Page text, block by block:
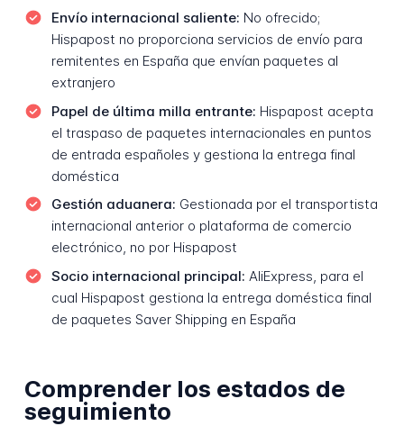
Envío internacional saliente: No ofrecido;
Hispapost no proporciona servicios de envío para
remitentes en España que envían paquetes al
extranjero
Papel de última milla entrante: Hispapost acepta
el traspaso de paquetes internacionales en puntos
de entrada españoles y gestiona la entrega final
doméstica
Gestión aduanera: Gestionada por el transportista
internacional anterior o plataforma de comercio
electrónico, no por Hispapost
Socio internacional principal: AliExpress, para el
cual Hispapost gestiona la entrega doméstica final
de paquetes Saver Shipping en España
Comprender los estados de
seguimiento